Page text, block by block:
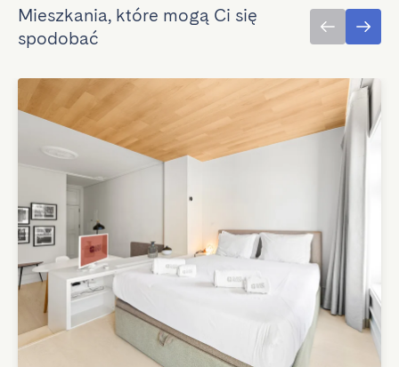
Mieszkania, które mogą Ci się
spodobać